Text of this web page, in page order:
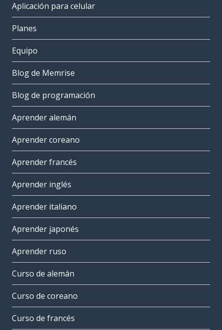
Aplicación para celular
Planes
Equipo
Blog de Memrise
Blog de programación
Aprender alemán
Aprender coreano
Aprender francés
Aprender inglés
Aprender italiano
Aprender japonés
Aprender ruso
Curso de alemán
Curso de coreano
Curso de francés